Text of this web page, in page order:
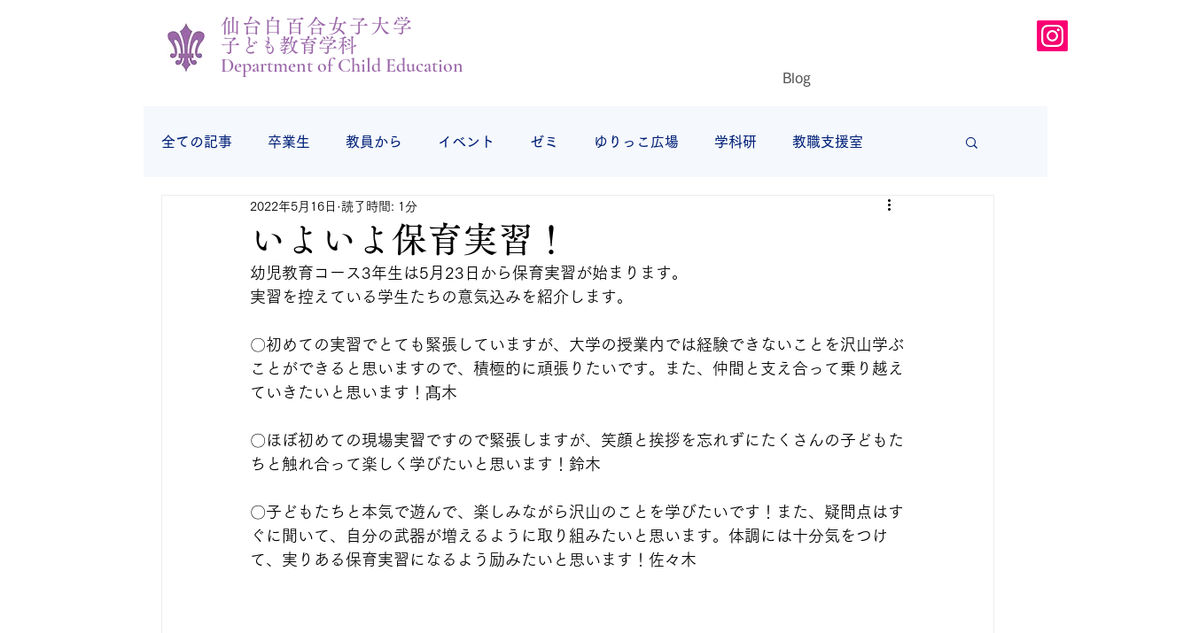
仙台白百合女子大学
子ども教育学科
Department of Child Education
Blog
全ての記事 卒業生 教員から イベント ゼミ ゆりっこ広場 学科研 教職支援室
学生の様子 学生から 授業の様子
いよいよ保育実習！
2022年5月16日 読了時間: 1分
幼児教育コース3年生は5月23日から保育実習が始まります。
実習を控えている学生たちの意気込みを紹介します。
〇初めての実習でとても緊張していますが、大学の授業内では経験できないことを沢山学ぶ
ことができると思いますので、積極的に頑張りたいです。また、仲間と支え合って乗り越え
ていきたいと思います！髙木
〇ほぼ初めての現場実習ですので緊張しますが、笑顔と挨拶を忘れずにたくさんの子どもた
ちと触れ合って楽しく学びたいと思います！鈴木
〇子どもたちと本気で遊んで、楽しみながら沢山のことを学びたいです！また、疑問点はす
ぐに聞いて、自分の武器が増えるように取り組みたいと思います。体調には十分気をつけ
て、実りある保育実習になるよう励みたいと思います！ 佐々木